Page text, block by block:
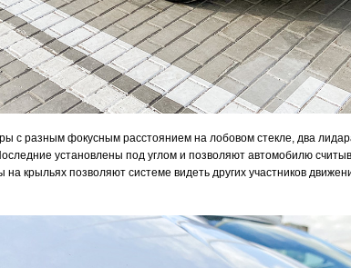
с разным фокусным расстоянием на лобовом стекле, два
установлены под углом и позволяют автомобилю
крыльях позволяют системе видеть других участников